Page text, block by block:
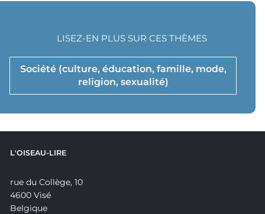
Société (culture, éducation, famille, mode,
religion, sexualité)
LISEZ-EN PLUS SUR CES THÈMES
L'OISEAU-LIRE
rue du Collège, 10
4600 Visé
Belgique